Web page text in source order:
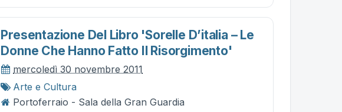
Presentazione Del Libro 'sorelle D’italia – Le
Donne Che Hanno Fatto Il Risorgimento'
mercoledì 30 novembre 2011
Arte e Cultura
Portoferraio - Sala della Gran Guardia